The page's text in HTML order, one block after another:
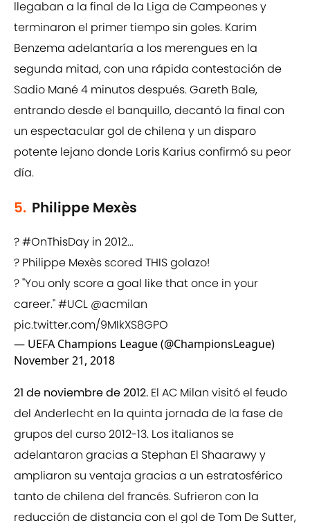
llegaban a la final de la Liga de Campeones y
terminaron el primer tiempo sin goles. Karim
Benzema adelantaría a los merengues en la
segunda mitad, con una rápida contestación de
Sadio Mané 4 minutos después. Gareth Bale,
entrando desde el banquillo, decantó la final con
un espectacular gol de chilena y un disparo
potente lejano donde Loris Karius confirmó su peor
día.
5. Philippe Mexès
?#OnThisDay in 2012...
? Philippe Mexès scored THIS golazo!
?️ "You only score a goal like that once in your
career."#UCL @acmilan
pic.twitter.com/9MIkXS8GPO
— UEFA Champions League (@ChampionsLeague)
November 21, 2018
21 de noviembre de 2012. El AC Milan visitó el feudo
del Anderlecht en la quinta jornada de la fase de
grupos del curso 2012-13. Los italianos se
adelantaron gracias a Stephan El Shaarawy y
ampliaron su ventaja gracias a un estratosférico
tanto de chilena del francés. Sufrieron con la
reducción de distancia con el gol de Tom De Sutter,